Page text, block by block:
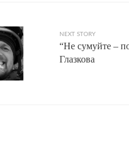
NEXT STORY
“Не сумуйте –
Глазкова